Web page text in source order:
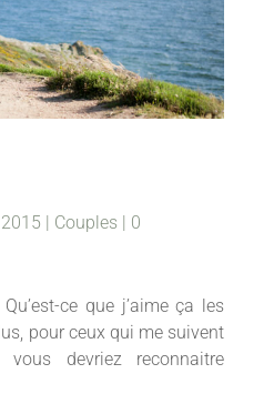
Couples
0
ce que j’aime ça les
pour ceux qui me suivent
devriez reconnaitre